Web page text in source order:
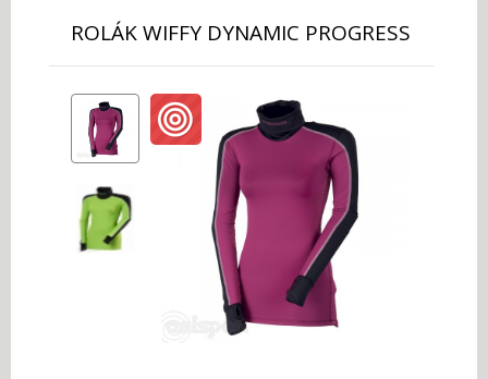
ROLÁK WIFFY DYNAMIC PROGRESS